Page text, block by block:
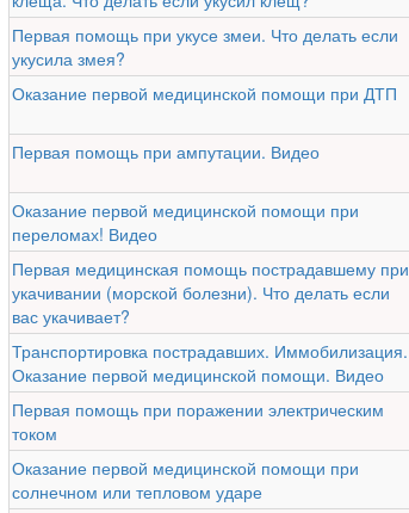
Первая помощь при укусе змеи. Что делать если
укусила змея?
Оказание первой медицинской помощи при ДТП
Первая помощь при ампутации. Видео
Оказание первой медицинской помощи при
переломах! Видео
Первая медицинская помощь пострадавшему при
укачивании (морской болезни). Что делать если
вас укачивает?
Транспортировка пострадавших. Иммобилизация.
Оказание первой медицинской помощи. Видео
Первая помощь при поражении электрическим
током
Оказание первой медицинской помощи при
солнечном или тепловом ударе